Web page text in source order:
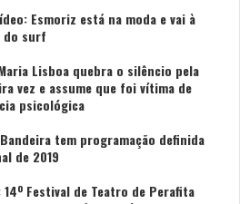
Esmoriz está na moda e vai à
do surf
Lisboa quebra o silêncio pela
vez e assume que foi vítima de
psicológica
tem programação definida
de 2019
14º Festival de Teatro de Perafita